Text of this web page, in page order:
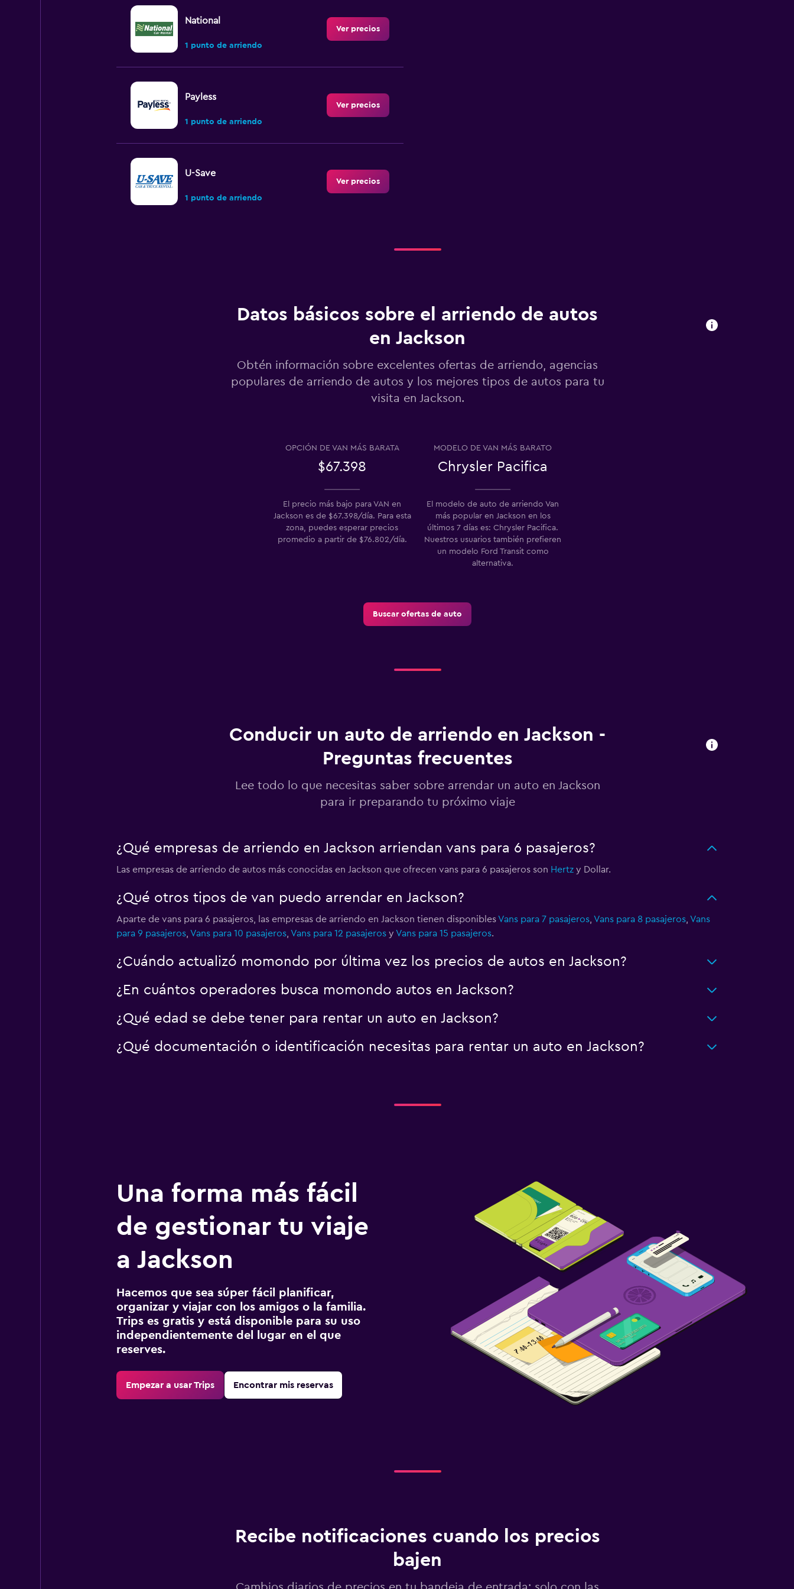
National
1 punto de arriendo
Ver precios
Payless
1 punto de arriendo
Ver precios
U-Save
1 punto de arriendo
Ver precios
Ver precios
Datos básicos sobre el arriendo de autos
en Jackson
Obtén información sobre excelentes ofertas de arriendo, agencias
populares de arriendo de autos y los mejores tipos de autos para tu
visita en Jackson.
OPCIÓN DE VAN MÁS BARATA
$67.398
MODELO DE VAN MÁS BARATO
Chrysler Pacifica
El precio más bajo para VAN en
Jackson es de $67.398/día. Para esta
zona, puedes esperar precios
promedio a partir de $76.802/día.
El modelo de auto de arriendo Van
más popular en Jackson en los
últimos 7 días es: Chrysler Pacifica.
Nuestros usuarios también prefieren
un modelo Ford Transit como
alternativa.
Buscar ofertas de auto
Conducir un auto de arriendo en Jackson -
Preguntas frecuentes
Lee todo lo que necesitas saber sobre arrendar un auto en Jackson
para ir preparando tu próximo viaje
¿Qué empresas de arriendo en Jackson arriendan vans para 6 pasajeros?
Las empresas de arriendo de autos más conocidas en Jackson que ofrecen vans para 6 pasajeros son Hertzy Dollar.
¿Qué otros tipos de van puedo arrendar en Jackson?
Aparte de vans para 6 pasajeros, las empresas de arriendo en Jackson tienen disponiblesVans para 7 pasajeros, Vans para 8 pasajeros, Vans
para 9 pasajeros, Vans para 10 pasajeros, Vans para 12 pasajerosy Vans para 15 pasajeros.
¿Cuándo actualizó momondo por última vez los precios de autos en Jackson?
¿En cuántos operadores busca momondo autos en Jackson?
¿Qué edad se debe tener para rentar un auto en Jackson?
¿Qué documentación o identificación necesitas para rentar un auto en Jackson?
Una forma más fácil
de gestionar tu viaje
a Jackson
Hacemos que sea súper fácil planificar,
organizar y viajar con los amigos o la familia.
Trips es gratis y está disponible para su uso
independientemente del lugar en el que
reserves.
Empezar a usar Trips Encontrar mis reservas
Recibe notificaciones cuando los precios
bajen